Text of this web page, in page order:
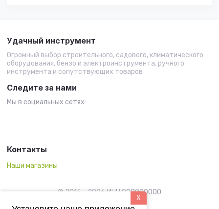
Удачный инструмент
Огромный выбор строительного, садового, климатического
оборудования, бензо и электроинструмента, ручного
инструмента и сопутствующих товаров
Следите за нами
Мы в социальных сетях:
Контакты
Наши магазины
© 2015 - 2026 ИНН 000000000
X